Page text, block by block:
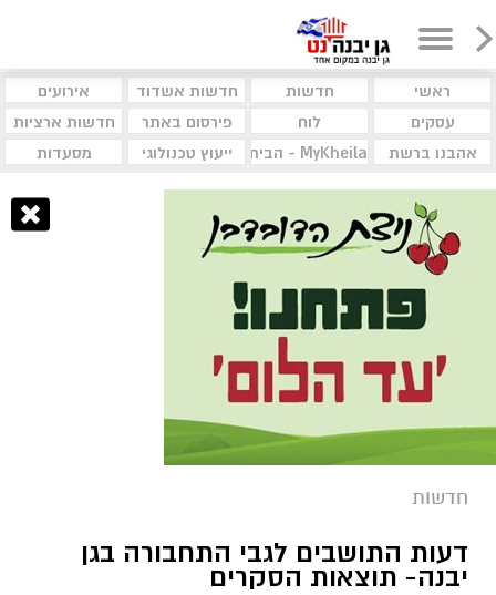
ראשי חדשות חדשות אשדוד
אירועים
עסקים
לוח פירסום באתר
חדשות ארציות
אהבנו ברשת
MyKheila - הבית לעסקים וקהילות ייעוץ טכנולוגי מסעדות
חדשות
דעות התושבים לגבי התחבורה בגן
יבנה- תוצאות הסקרים